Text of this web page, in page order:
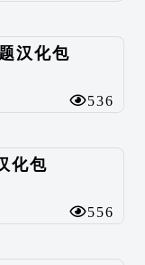
汉化包
536
化包
556